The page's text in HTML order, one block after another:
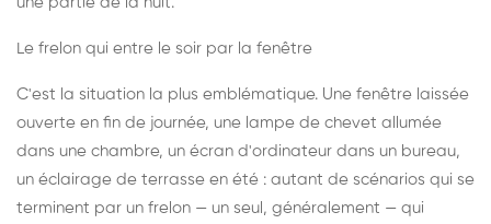
Le frelon qui entre le soir par la fenêtre
C'est la situation la plus emblématique. Une fenêtre laissée
ouverte en fin de journée, une lampe de chevet allumée
dans une chambre, un écran d'ordinateur dans un bureau,
un éclairage de terrasse en été : autant de scénarios qui se
terminent par un frelon — un seul, généralement — qui